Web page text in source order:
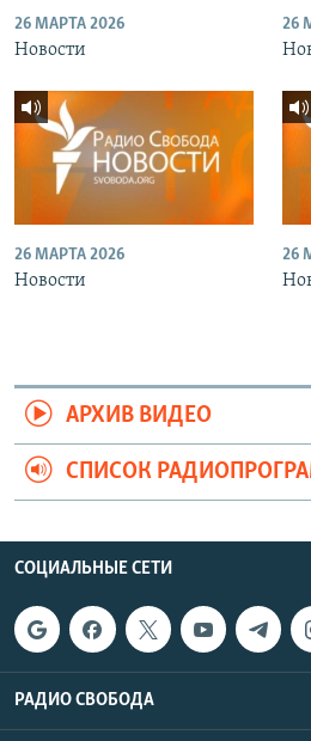
26 МАРТА 2026
Новости
26
26 МАРТА 2026
Новости
26
АРХИВ ВИДЕО
СПИСОК
СОЦИАЛЬНЫЕ СЕТИ
РАДИО СВОБОДА